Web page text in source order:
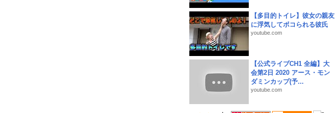
【多目的トイレ】彼女の親友
に浮気してボコられる彼氏
youtube.com
【公式ライブCH1 全編】大
会第2日 2020 アース・モン
ダミンカップ(予...
youtube.com